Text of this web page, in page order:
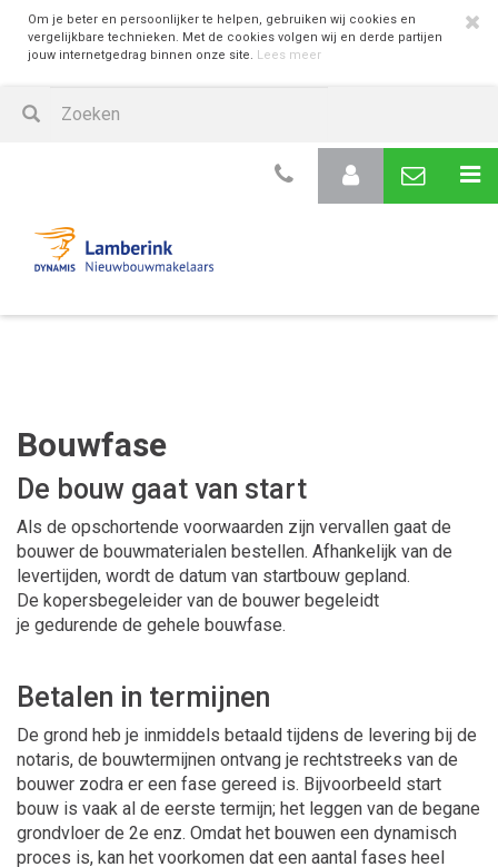
Om je beter en persoonlijker te helpen, gebruiken wij cookies en
vergelijkbare technieken. Met de cookies volgen wij en derde partijen
jouw internetgedrag binnen onze site. Lees meer
Bouwfase
De bouw gaat van start
Als de opschortende voorwaarden zijn vervallen gaat de
bouwer de bouwmaterialen bestellen. Afhankelijk van de
levertijden, wordt de datum van startbouw gepland.
De kopersbegeleider van de bouwer begeleidt
je gedurende de gehele bouwfase.
Betalen in termijnen
De grond heb je inmiddels betaald tijdens de levering bij de
notaris, de bouwtermijnen ontvang je rechtstreeks van de
bouwer zodra er een fase gereed is. Bijvoorbeeld start
bouw is vaak al de eerste termijn; het leggen van de begane
grondvloer de 2e enz. Omdat het bouwen een dynamisch
proces is, kan het voorkomen dat een aantal fases heel